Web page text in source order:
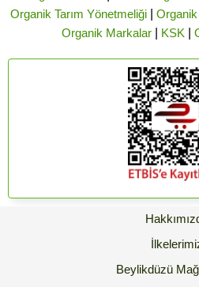
Organik Tarım Yönetmeliği|
Organik Markalar| KSK
Beylikdüzü